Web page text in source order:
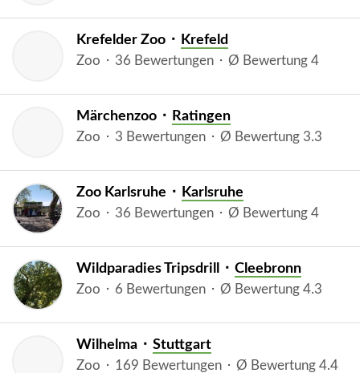
Krefelder Zoo ⬝ Krefeld
Zoo ⬝ 36 Bewertungen ⬝ Ø Bewertung 4
Märchenzoo ⬝ Ratingen
Zoo ⬝ 3 Bewertungen ⬝ Ø Bewertung 3.3
Zoo Karlsruhe ⬝ Karlsruhe
Zoo ⬝ 36 Bewertungen ⬝ Ø Bewertung 4
Wildparadies Tripsdrill ⬝ Cleebronn
Zoo ⬝ 6 Bewertungen ⬝ Ø Bewertung 4.3
Wilhelma ⬝ Stuttgart
Zoo ⬝ 169 Bewertungen ⬝ Ø Bewertung 4.4